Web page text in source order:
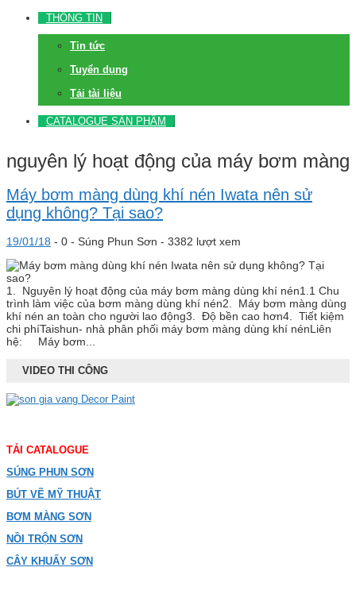
THÔNG TIN
Tin tức
Tuyển dụng
Tải tài liệu
CATALOGUE SẢN PHẨM
nguyên lý hoạt động của máy bơm màng
Máy bơm màng dùng khí nén Iwata nên sử
dụng không? Tại sao?
19/01/18 - 0 - Súng Phun Sơn - 3382 lượt xem
1. Nguyên lý hoạt động của máy bơm màng dùng khí nén1.1 Chu
trình làm việc của bơm màng dùng khí nén2. Máy bơm màng dùng
khí nén an toàn cho người lao động3. Độ bền cao hơn4. Tiết kiệm
chi phíTaishun- nhà phân phối máy bơm màng dùng khí nénLiên
hệ: Máy bơm...
VIDEO THI CÔNG
TẢI CATALOGUE
SÚNG PHUN SƠN
BÚT VẼ MỸ THUẬT
BƠM MÀNG SƠN
NỒI TRỘN SƠN
CÂY KHUẤY SƠN